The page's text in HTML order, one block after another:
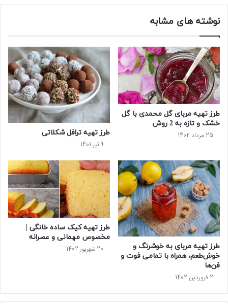
نوشته های مشابه
طرز تهیه مربای گل محمدی با گل
خشک و تازه به 2 روش
25 مرداد 1402 طرز تهیه ترافل شکلاتی
9 تیر 1401
طرز تهیه مربای به خوشرنگ و
خوش‌طعم، همراه با تمامی فوت و
فن‌ها
2 فروردین 1402
طرز تهیه کیک ساده خانگی |
مخصوص مهمانی و عصرانه
20 شهریور 1402